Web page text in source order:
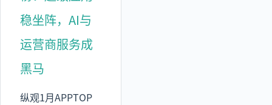
稳坐阵，AI与
运营商服务成
黑马
纵观1月APPTOP